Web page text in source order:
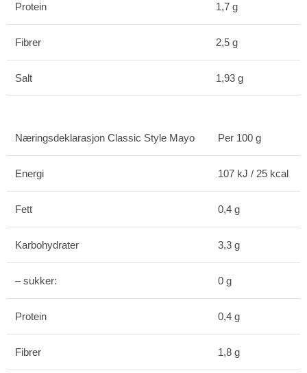
Protein 1,7 g
Fibrer 2,5 g
Salt 1,93 g
Næringsdeklarasjon Classic Style Mayo Per 100 g
Energi 107 kJ / 25 kcal
Fett 0,4 g
Karbohydrater 3,3 g
– sukker: 0 g
Protein 0,4 g
Fibrer 1,8 g